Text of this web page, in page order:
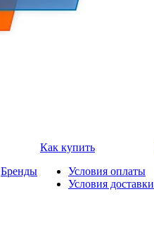
Бренды
Как купить
Условия оплаты
Условия доставки